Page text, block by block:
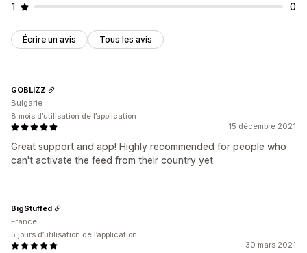
1
0
Écrire un avis Tous les avis
15 décembre 2021
Great support and app! Highly recommended for people who
can't activate the feed from their country yet
GOBLIZZ
Bulgarie
8 mois d’utilisation de l’application
30 mars 2021
BigStuffed
France
5 jours d’utilisation de l’application